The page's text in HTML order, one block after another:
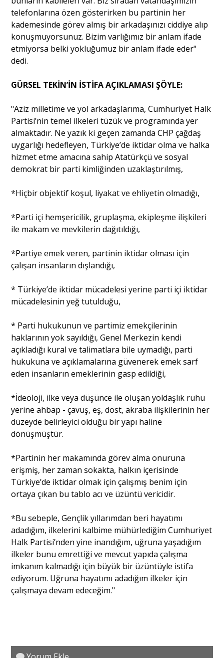
telefonlarına özen gösterirken bu partinin her
kademesinde görev almış bir arkadaşınızı ciddiye alıp
konuşmuyorsunuz. Bizim varlığımız bir anlam ifade
etmiyorsa belki yokluğumuz bir anlam ifade eder"
dedi.
GÜRSEL TEKİN’İN İSTİFA AÇIKLAMASI ŞÖYLE:
"Aziz milletime ve yol arkadaşlarıma, Cumhuriyet Halk
Partisi’nin temel ilkeleri tüzük ve programında yer
almaktadır. Ne yazık ki geçen zamanda CHP çağdaş
uygarlığı hedefleyen, Türkiye’de iktidar olma ve halka
hizmet etme amacına sahip Atatürkçü ve sosyal
demokrat bir parti kimliğinden uzaklaştırılmış,
*Hiçbir objektif koşul, liyakat ve ehliyetin olmadığı,
*Parti içi hemşericilik, gruplaşma, ekipleşme ilişkileri
ile makam ve mevkilerin dağıtıldığı,
*Partiye emek veren, partinin iktidar olması için
çalışan insanların dışlandığı,
* Türkiye’de iktidar mücadelesi yerine parti içi iktidar
mücadelesinin yeğ tutulduğu,
* Parti hukukunun ve partimiz emekçilerinin
haklarının yok sayıldığı, Genel Merkezin kendi
açıkladığı kural ve talimatlara bile uymadığı, parti
hukukuna ve açıklamalarına güvenerek emek sarf
eden insanların emeklerinin gasp edildiği,
*İdeoloji, ilke veya düşünce ile oluşan yoldaşlık ruhu
yerine ahbap - çavuş, eş, dost, akraba ilişkilerinin her
düzeyde belirleyici olduğu bir yapı haline
dönüşmüştür.
*Partinin her makamında görev alma onuruna
erişmiş, her zaman sokakta, halkın içerisinde
Türkiye’de iktidar olmak için çalışmış benim için
ortaya çıkan bu tablo acı ve üzüntü vericidir.
*Bu sebeple, Gençlik yıllarımdan beri hayatımı
adadığım, ilkelerini kalbime mühürlediğim Cumhuriyet
Halk Partisi’nden yine inandığım, uğruna yaşadığım
ilkeler bunu emrettiği ve mevcut yapıda çalışma
imkanım kalmadığı için büyük bir üzüntüyle istifa
ediyorum. Uğruna hayatımı adadığım ilkeler için
çalışmaya devam edeceğim."